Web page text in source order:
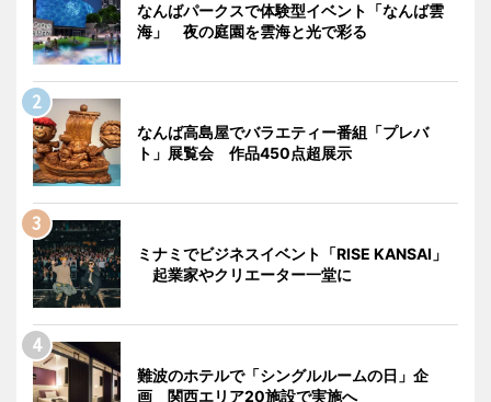
なんばパークスで体験型イベント「なんば雲
海」 夜の庭園を雲海と光で彩る
なんば高島屋でバラエティー番組「プレバ
ト」展覧会 作品450点超展示
ミナミでビジネスイベント「RISE KANSAI」
起業家やクリエーター一堂に
難波のホテルで「シングルルームの日」企
画 関西エリア20施設で実施へ